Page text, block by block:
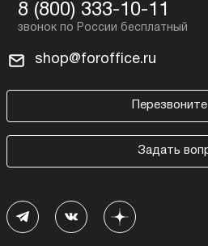
8 (800) 333-10-11
shop@foroffice.ru
Задать